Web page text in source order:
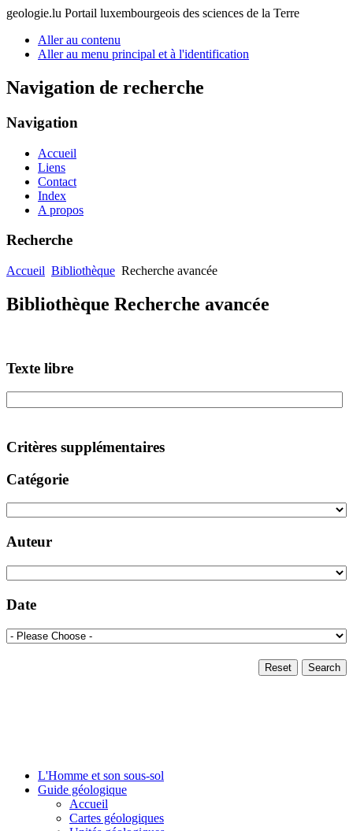
geologie.lu Portail luxembourgeois des sciences de la Terre
Aller au contenu
Aller au menu principal et à l'identification
Navigation de recherche
Navigation
Accueil
Liens
Contact
Index
A propos
Recherche
Accueil Bibliothèque Recherche avancée
Bibliothèque Recherche avancée
Texte libre
Critères supplémentaires
Catégorie
Auteur
Date
Search
Reset
L'Homme et son sous-sol
Guide géologique
Accueil
Cartes géologiques